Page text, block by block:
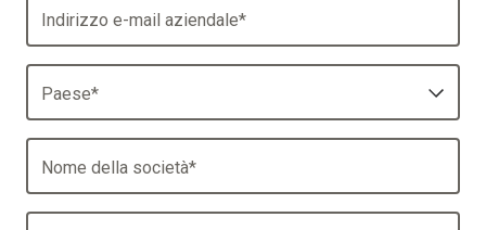
Indirizzo e-mail aziendale*
Paese*
Nome della società*